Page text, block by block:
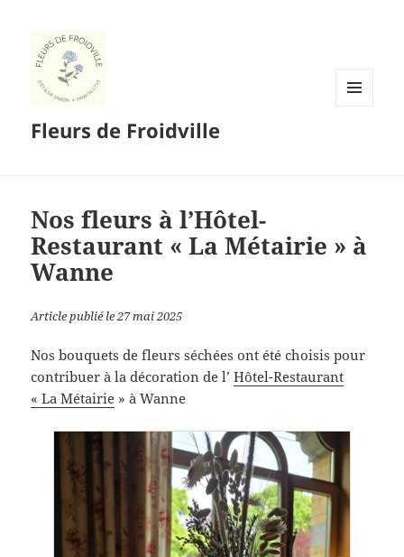
Fleurs de Froidville
Nos fleurs à l’Hôtel-
Restaurant « La Métairie » à
Wanne
Article publié le 27 mai 2025
Nos bouquets de fleurs séchées ont été choisis pour
contribuer à la décoration de l’Hôtel-Restaurant
« La Métairie » à Wanne